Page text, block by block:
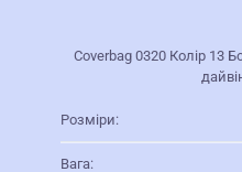
Coverbag 0320 Колір 13
Розміри:
Вага: